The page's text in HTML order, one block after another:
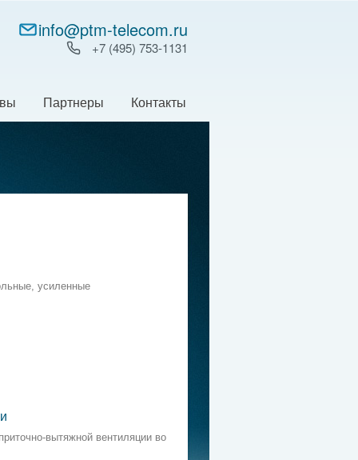
info@ptm-telecom.ru
+7 (495) 753‑1131
Партнеры Контакты
усиленные
вытяжной вентиляции во